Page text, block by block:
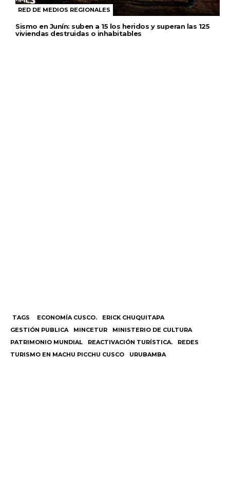
RED DE MEDIOS REGIONALES
Sismo en Junín: suben a 15 los heridos y superan las 125
viviendas destruidas o inhabitables
TAGS ECONOMÍA CUSCO.
ERICK CHUQUITAPA
GESTIÓN PUBLICA
MINCETUR
MINISTERIO DE CULTURA
PATRIMONIO MUNDIAL
REACTIVACIÓN TURÍSTICA.
REDES
TURISMO EN MACHU PICCHU CUSCO
URUBAMBA